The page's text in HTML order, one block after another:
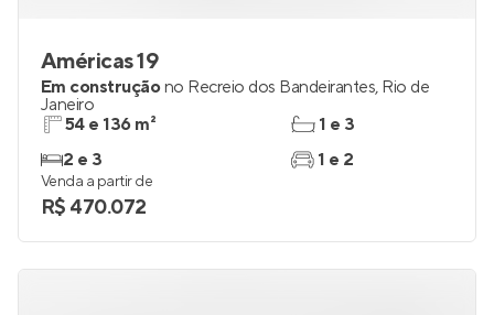
Américas 19
Em construçãono Recreio dos Bandeirantes, Rio de
Janeiro
54 e 136 m²
2 e 3
1 e 3
1 e 2
Venda a partir de
R$ 470.072